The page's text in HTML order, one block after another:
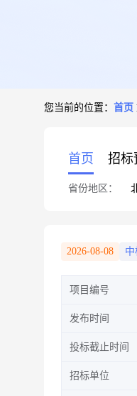
您当前的位置： 首页
首页 招标
省份地区：
2026-08-08 中
项目编号
发布时间
投标截止时间
招标单位